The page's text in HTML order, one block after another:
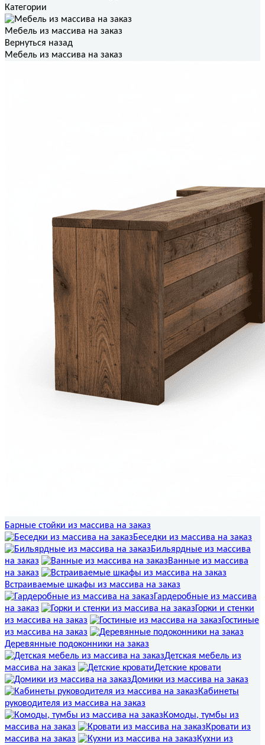
Категории
Мебель из массива на заказ
Вернуться назад
Мебель из массива на заказ
Барные стойки из массива на заказ
Беседки из массива на заказ
Бильярдные из массива
на заказ
Ванные из массива
на заказ
Встраиваемые шкафы из массива на заказ
Гардеробные из массива
на заказ
Горки и стенки
из массива на заказ
Гостиные
из массива на заказ
Деревянные подоконники на заказ
Детская мебель из
массива на заказ
Детские кровати
Домики из массива на заказ
Кабинеты
руководителя из массива на заказ
Комоды, тумбы из
массива на заказ
Кровати из
массива на заказ
Кухни из